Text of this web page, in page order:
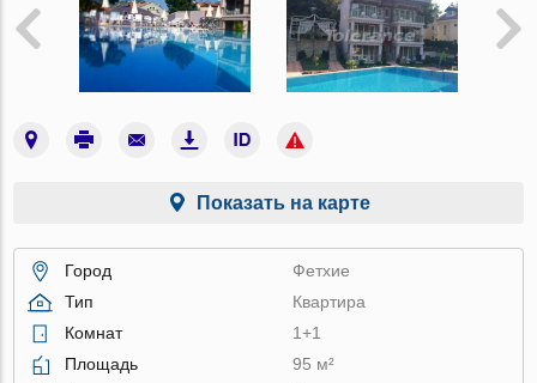
Показать на карте
Город
Фетхие
Тип
Квартира
Комнат
1+1
Площадь
95 м²